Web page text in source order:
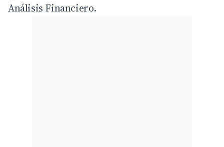
Análisis Financiero.